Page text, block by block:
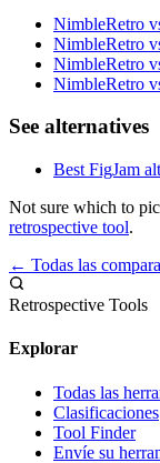
NimbleRetro
NimbleRetro
NimbleRetro
NimbleRetro
See alternatives
Best FigJam
Not sure which to
retrospective tool.
← Todas las
Retrospective Tools
Explorar
Todas las
Clasificaciones
Tool Finder
Envíe su